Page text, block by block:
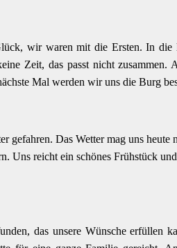
wir waren mit die Ersten. In
Zeit, das passt nicht
Mal werden wir uns die Burg
gefahren. Das Wetter mag uns
Uns reicht ein schönes Frühstück
das unsere Wünsche erfüllen